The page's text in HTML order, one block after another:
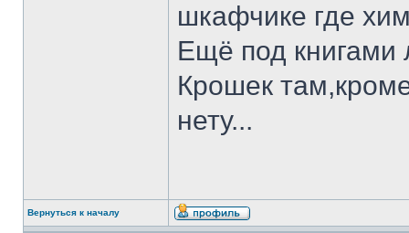
шкафчике где
Ещё под книгами
Крошек
нету...
Вернуться к началу